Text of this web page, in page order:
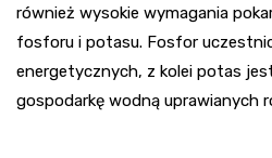
również wysokie wymagania
fosforu i potasu. Fosfor
energetycznych, z kolei potas
gospodarkę wodną uprawianych